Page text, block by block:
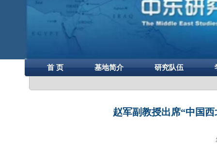
首 页 基地简介 研究队伍
赵军副教授出席“中国